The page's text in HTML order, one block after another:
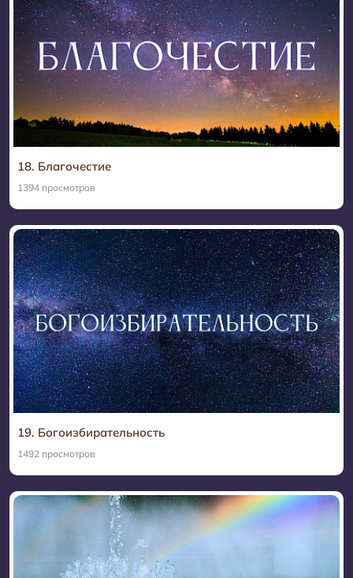
18. Благочестие
1394 просмотров
19. Богоизбирательность
1492 просмотров